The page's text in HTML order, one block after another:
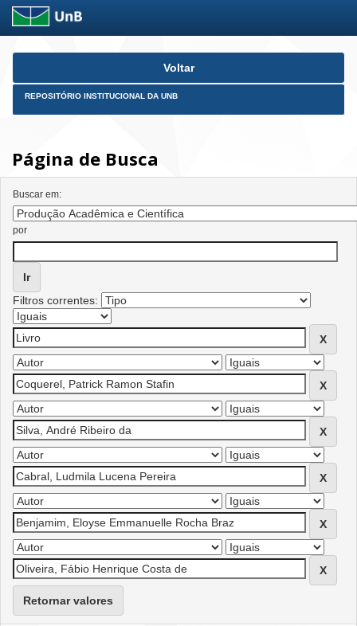
Skip
Voltar
REPOSITÓRIO INSTITUCIONAL DA UNB
Página de Busca
Buscar em:
por
Filtros correntes:
Retornar valores